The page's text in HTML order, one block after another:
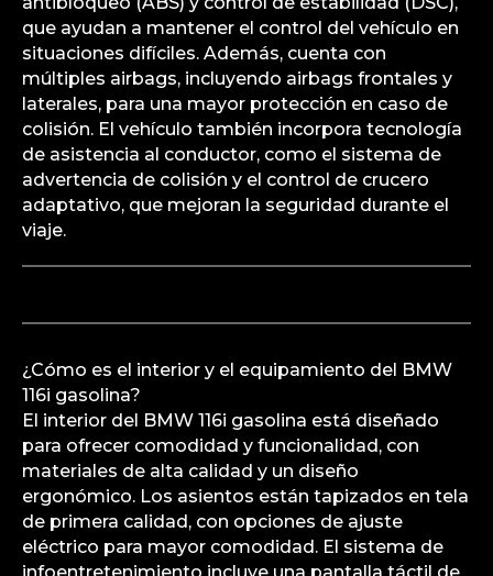
que ayudan a mantener el control del vehículo en
situaciones difíciles. Además, cuenta con
múltiples airbags, incluyendo airbags frontales y
laterales, para una mayor protección en caso de
colisión. El vehículo también incorpora tecnología
de asistencia al conductor, como el sistema de
advertencia de colisión y el control de crucero
adaptativo, que mejoran la seguridad durante el
viaje.
¿Cómo es el interior y el equipamiento del BMW
116i gasolina?
El interior del BMW 116i gasolina está diseñado
para ofrecer comodidad y funcionalidad, con
materiales de alta calidad y un diseño
ergonómico. Los asientos están tapizados en tela
de primera calidad, con opciones de ajuste
eléctrico para mayor comodidad. El sistema de